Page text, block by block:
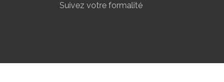
Suivez votre formalité